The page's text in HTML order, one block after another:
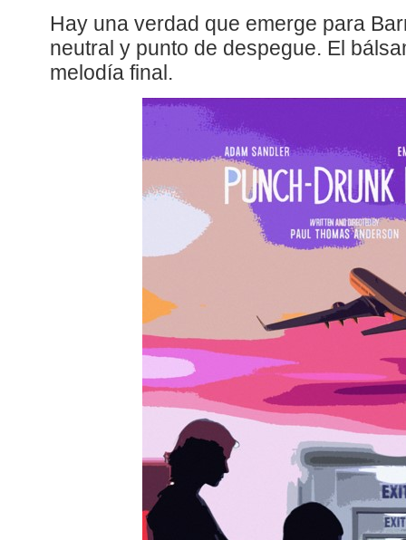
Hay una verdad que emerge para
neutral y punto de despegue. El
melodía final.